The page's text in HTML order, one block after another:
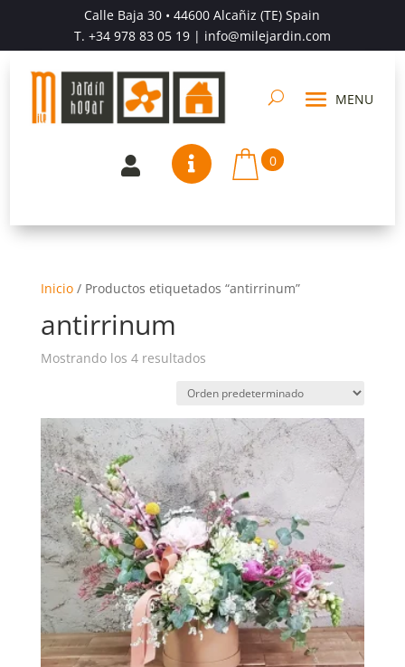
Calle Baja 30 • 44600 Alcañiz (TE) Spain
T. +34 978 83 05 19| info@milejardin.com
  0
Inicio/ Productos etiquetados “antirrinum”
antirrinum
Mostrando los 4 resultados